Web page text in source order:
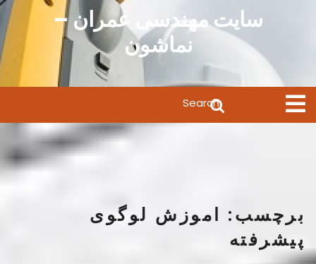
سایت مهندسی عمران –
نماشون
Open
Menu
for:
برچسب: اموزش لوگوی
پیشرفته